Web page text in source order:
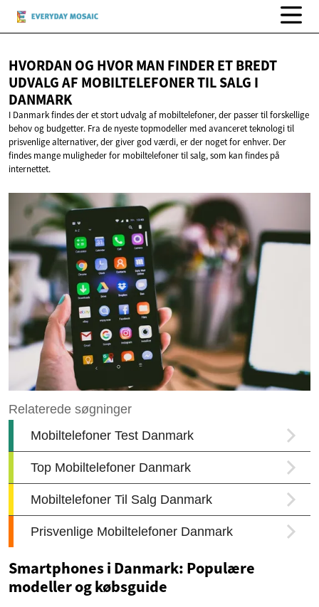
HVORDAN OG HVOR MAN FINDER ET BREDT
UDVALG AF MOBILTELEFONER TIL SALG I
DANMARK
I Danmark findes der et stort udvalg af mobiltelefoner, der passer til forskellige
behov og budgetter. Fra de nyeste topmodeller med avanceret teknologi til
prisvenlige alternativer, der giver god værdi, er der noget for enhver. Der
findes mange muligheder for mobiltelefoner til salg, som kan findes på
internettet.
Smartphones i Danmark: Populære
modeller og købsguide